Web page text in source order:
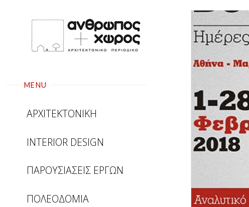
MENU
ΑΡΧΙΤΕΚΤΟΝΙΚΗ
INTERIOR DESIGN
ΠΑΡΟΥΣΙΑΣΕΙΣ ΕΡΓΩΝ
ΠΟΛΕΟΔΟΜΙΑ